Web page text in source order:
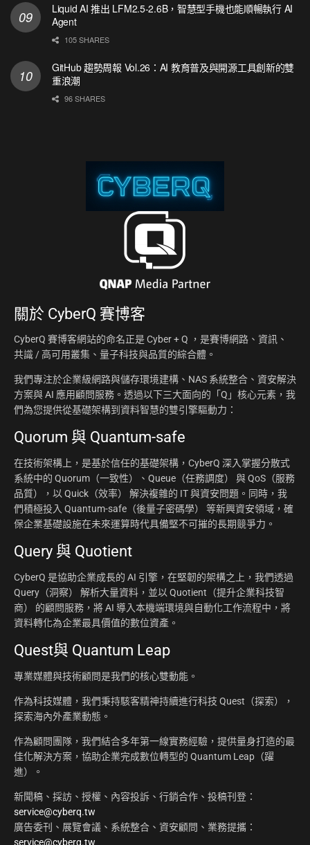
Liquid AI 推出 LFM2.5-2.6B，智慧型手機也能順暢執行 AI
Agent
105 SHARES
GitHub 趨勢周報 Vol.26：AI 教育普及與開源工具創新的雙
重浪潮
96 SHARES
關於 CyberQ 賽博客
CyberQ 賽博客網站的命名正是 Cyber + Q ，是賽博網路、資訊、
共識 / 高可用叢集、量子科技與品質的綜合體。
我們專注於企業級網路與儲存環境建構、NAS 系統整合、資安解決
方案與 AI 應用顧問服務。透過以下三大面向的「Q」核心元素，我
們為您提供從基礎架構到資料智慧的雙引擎驅動力：
Quorum 與 Quantum-safe
在技術架構上，是基於信任的基礎架構，CyberQ 深入掌握分散式
系統中的 Quorum（一致性）、Queue（任務調度） 與 QoS（服務
品質），以 Quick（效率） 解決複雜的 IT 與資安問題。同時，我
們積極投入 Quantum-safe（後量子密碼學） 等新興資安領域，確
保企業基礎設施在未來運算時代具備堅不可摧的長期競爭力。
Query 與 Quotient
CyberQ 是協助企業成長的 AI 引擎，在堅韌的架構之上，我們透過
Query（洞察） 解析大量資料，並以 Quotient（提升企業科技智
商） 的顧問服務，將 AI 導入本機端環境與自動化工作流程中，將
資料轉化為企業最具價值的數位資產。
Quest與 Quantum Leap
專業媒體與技術顧問是我們的核心雙動能。
作為科技媒體，我們秉持駭客精神持續進行科技 Quest（探索），
探索海內外產業動態。
作為顧問團隊，我們結合多年第一線實務經驗，提供量身打造的最
佳化解決方案，協助企業完成數位轉型的 Quantum Leap（躍
進）。
新聞稿、採訪、授權、內容投訴、行銷合作、投稿刊登：
service@cyberq.tw
廣告委刊、展覽會議、系統整合、資安顧問、業務提攜：
service@cyberq.tw